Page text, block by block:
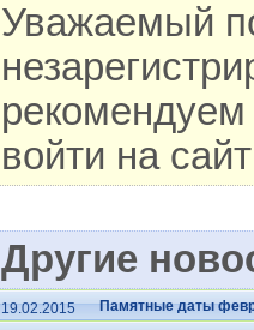
Уважаемый
рекомендуем
войти на
Другие
19.02.2015
Памятные даты